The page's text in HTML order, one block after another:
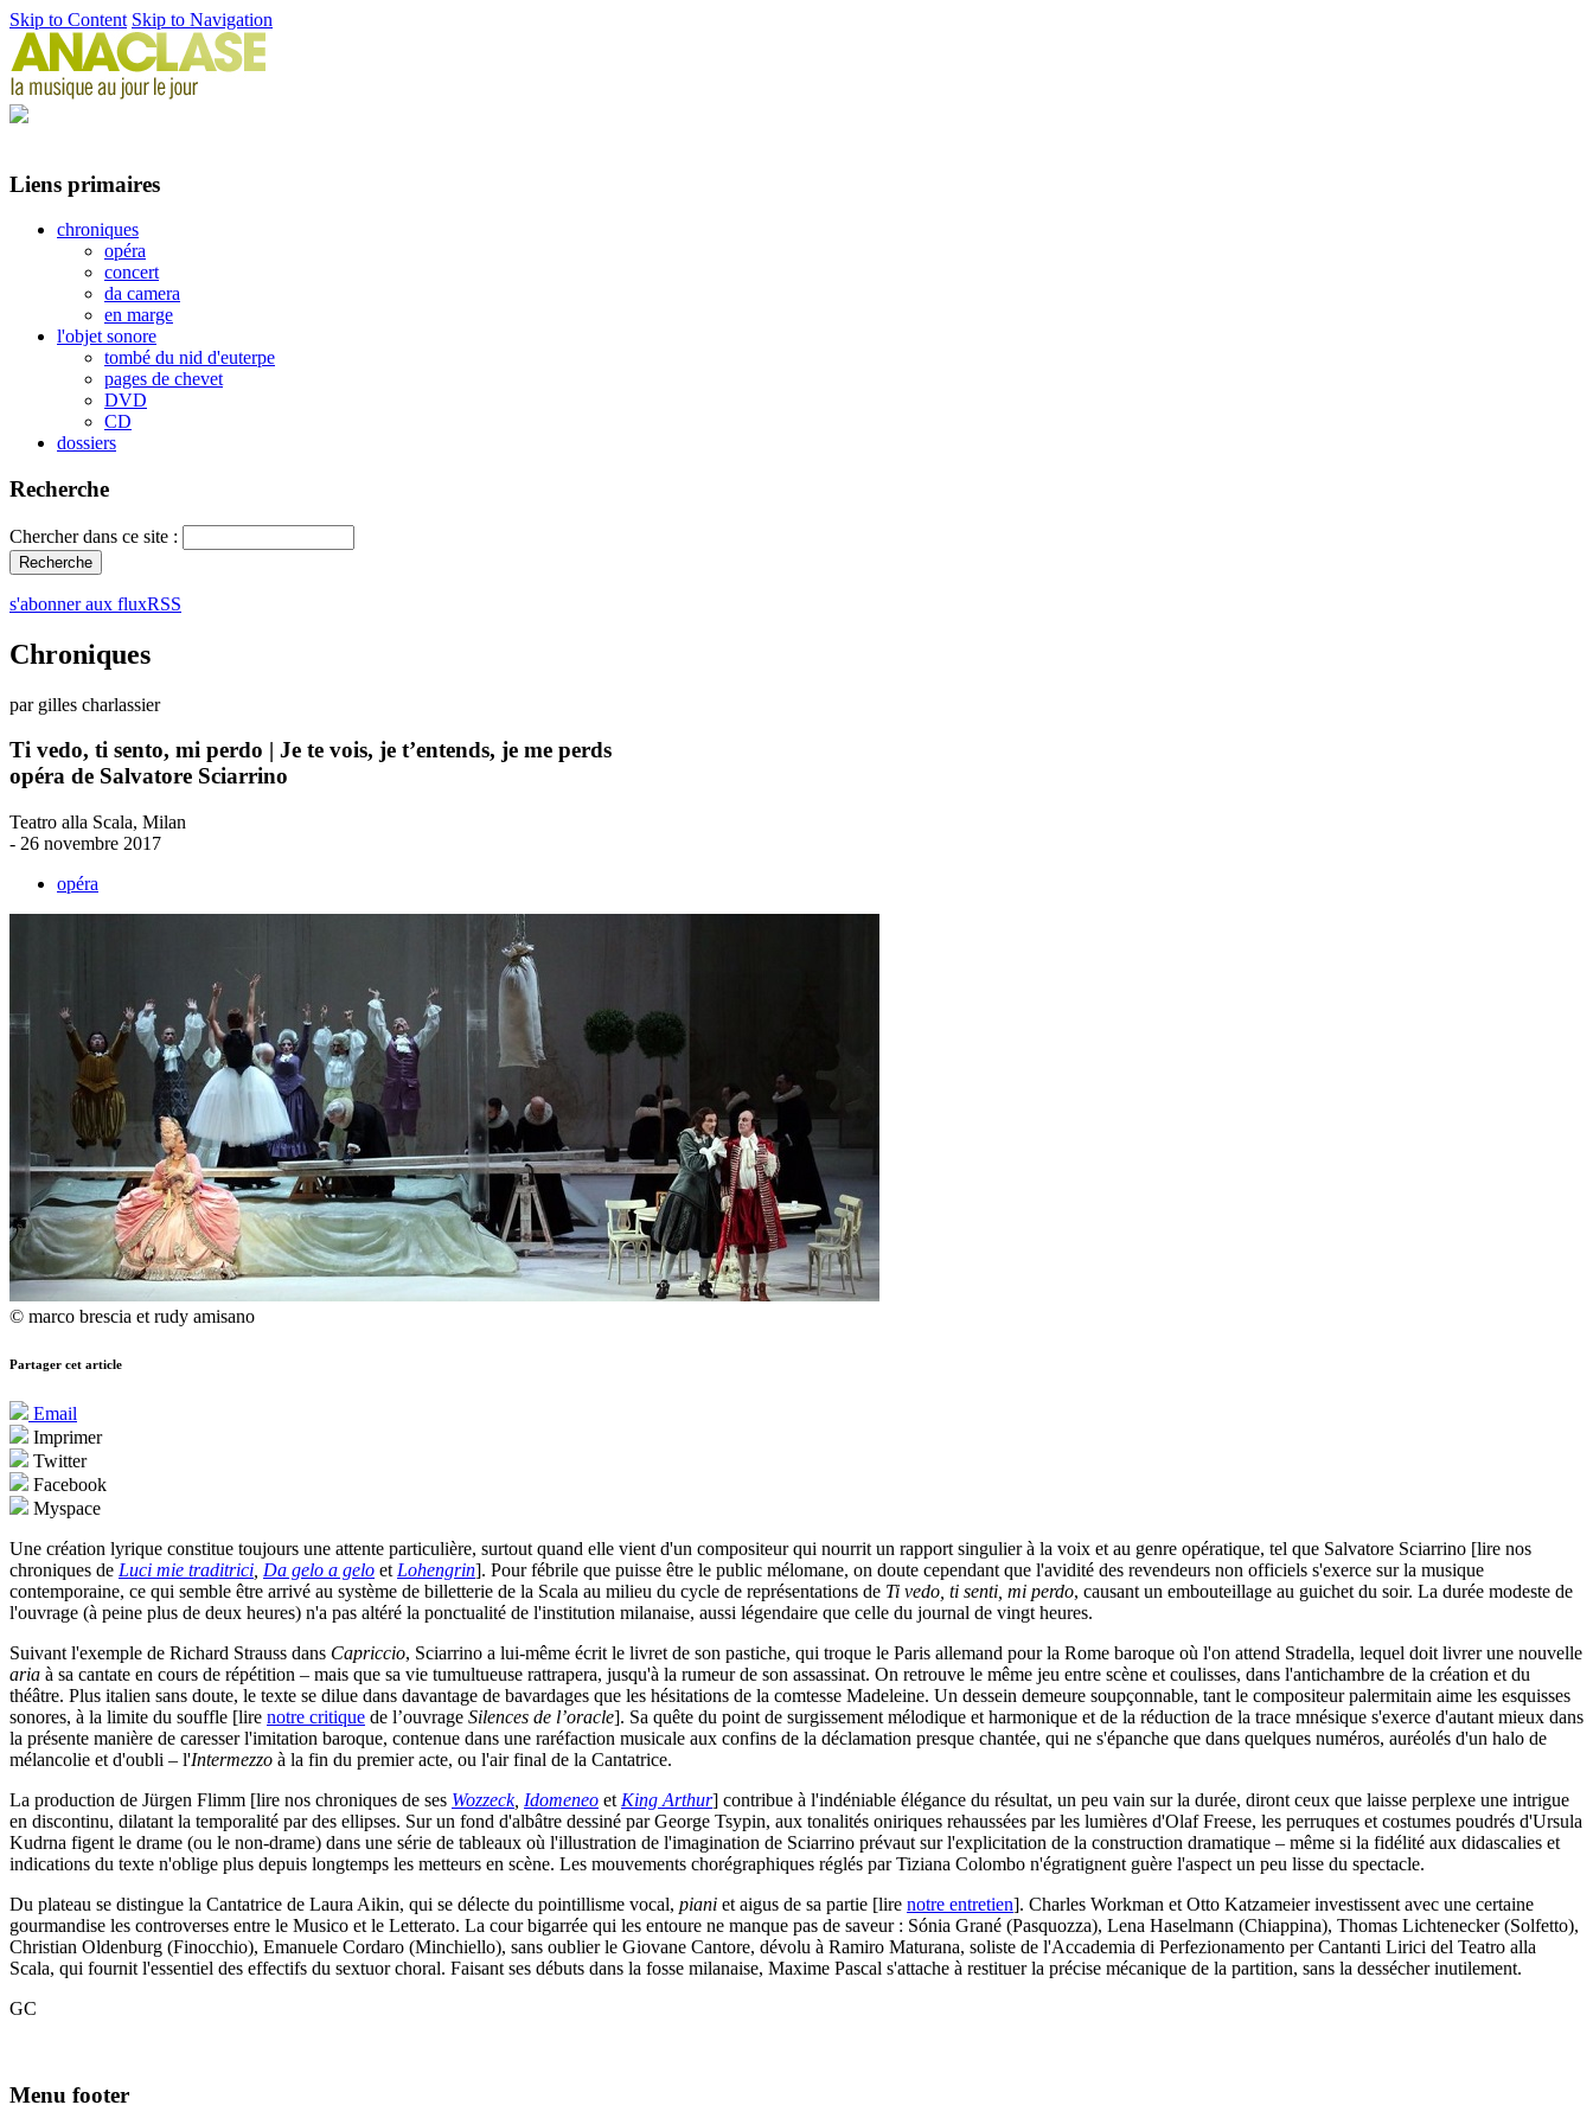
Skip to Content Skip to Navigation
Liens primaires
chroniques
opéra
concert
da camera
en marge
l'objet sonore
tombé du nid d'euterpe
pages de chevet
DVD
CD
dossiers
Recherche
Chercher dans ce site :
s'abonner aux fluxRSS
Chroniques
par gilles charlassier
Ti vedo, ti sento, mi perdo | Je te vois, je t’entends, je me perds
opéra de Salvatore Sciarrino
Teatro alla Scala, Milan
- 26 novembre 2017
opéra
© marco brescia et rudy amisano
Partager cet article
Email
Imprimer
Twitter
Facebook
Myspace
Une création lyrique constitue toujours une attente particulière, surtout quand elle vient d'un compositeur qui nourrit un rapport singulier à la voix et au genre opératique, tel que Salvatore Sciarrino [lire nos
chroniques de Luci mie traditrici Da gelo a gelo et Lohengrin]. Pour fébrile que puisse être le public mélomane, on doute cependant que l'avidité des revendeurs non officiels s'exerce sur la musique
contemporaine, ce qui semble être arrivé au système de billetterie de la Scala au milieu du cycle de représentations de Ti vedo, ti senti, mi perdo, causant un embouteillage au guichet du soir. La durée modeste de
l'ouvrage (à peine plus de deux heures) n'a pas altéré la ponctualité de l'institution milanaise, aussi légendaire que celle du journal de vingt heures.
Suivant l'exemple de Richard Strauss dans Capriccio, Sciarrino a lui-même écrit le livret de son pastiche, qui troque le Paris allemand pour la Rome baroque où l'on attend Stradella, lequel doit livrer une nouvelle
aria à sa cantate en cours de répétition – mais que sa vie tumultueuse rattrapera, jusqu'à la rumeur de son assassinat. On retrouve le même jeu entre scène et coulisses, dans l'antichambre de la création et du
théâtre. Plus italien sans doute, le texte se dilue dans davantage de bavardages que les hésitations de la comtesse Madeleine. Un dessein demeure soupçonnable, tant le compositeur palermitain aime les esquisses
sonores, à la limite du souffle [lire notre critique de l’ouvrage Silences de l’oracle]. Sa quête du point de surgissement mélodique et harmonique et de la réduction de la trace mnésique s'exerce d'autant mieux dans
la présente manière de caresser l'imitation baroque, contenue dans une raréfaction musicale aux confins de la déclamation presque chantée, qui ne s'épanche que dans quelques numéros, auréolés d'un halo de
mélancolie et d'oubli – l'Intermezzo à la fin du premier acte, ou l'air final de la Cantatrice.
La production de Jürgen Flimm [lire nos chroniques de ses Wozzeck, Idomeneo et King Arthur] contribue à l'indéniable élégance du résultat, un peu vain sur la durée, diront ceux que laisse perplexe une intrigue
en discontinu, dilatant la temporalité par des ellipses. Sur un fond d'albâtre dessiné par George Tsypin, aux tonalités oniriques rehaussées par les lumières d'Olaf Freese, les perruques et costumes poudrés d'Ursula
Kudrna figent le drame (ou le non-drame) dans une série de tableaux où l'illustration de l'imagination de Sciarrino prévaut sur l'explicitation de la construction dramatique – même si la fidélité aux didascalies et
indications du texte n'oblige plus depuis longtemps les metteurs en scène. Les mouvements chorégraphiques réglés par Tiziana Colombo n'égratignent guère l'aspect un peu lisse du spectacle.
Du plateau se distingue la Cantatrice de Laura Aikin, qui se délecte du pointillisme vocal, piani et aigus de sa partie [lire notre entretien]. Charles Workman et Otto Katzameier investissent avec une certaine
gourmandise les controverses entre le Musico et le Letterato. La cour bigarrée qui les entoure ne manque pas de saveur : Sónia Grané (Pasquozza), Lena Haselmann (Chiappina), Thomas Lichtenecker (Solfetto),
Christian Oldenburg (Finocchio), Emanuele Cordaro (Minchiello), sans oublier le Giovane Cantore, dévolu à Ramiro Maturana, soliste de l'Accademia di Perfezionamento per Cantanti Lirici del Teatro alla
Scala, qui fournit l'essentiel des effectifs du sextuor choral. Faisant ses débuts dans la fosse milanaise, Maxime Pascal s'attache à restituer la précise mécanique de la partition, sans la dessécher inutilement.
GC
Menu footer